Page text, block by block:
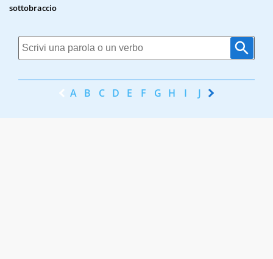
sottobraccio
A B C D E F G H I J K